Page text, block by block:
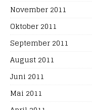
November 2011
Oktober 2011
September 2011
August 2011
Juni 2011
Mai 2011